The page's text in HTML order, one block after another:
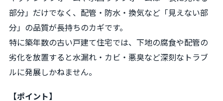
部分」だけでなく、配管・防水・換気など「見えない部
分」の品質が長持ちのカギです。
特に築年数の古い戸建て住宅では、下地の腐食や配管の
劣化を放置すると水漏れ・カビ・悪臭など深刻なトラブ
ルに発展しかねません。
【ポイント】